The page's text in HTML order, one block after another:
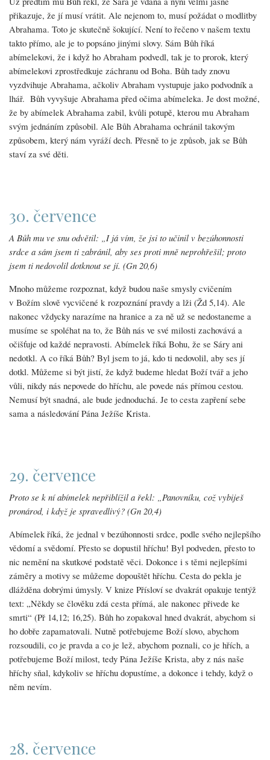
přikazuje, že jí musí vrátit. Ale nejenom to, musí požádat o modlitby
Abrahama. Toto je skutečně šokující. Není to řečeno v našem textu
takto přímo, ale je to popsáno jinými slovy. Sám Bůh říká
abímelekovi, že i když ho Abraham podvedl, tak je to prorok, který
abímelekovi zprostředkuje záchranu od Boha. Bůh tady znovu
vyzdvihuje Abrahama, ačkoliv Abraham vystupuje jako podvodník a
lhář. Bůh vyvyšuje Abrahama před očima abímeleka. Je dost možné,
že by abímelek Abrahama zabil, kvůli potupě, kterou mu Abraham
svým jednáním způsobil. Ale Bůh Abrahama ochránil takovým
způsobem, který nám vyráží dech. Přesně to je způsob, jak se Bůh
staví za své děti.
30. července
A Bůh mu ve snu odvětil: „I já vím, že jsi to učinil v bezúhonnosti
srdce a sám jsem ti zabránil, aby ses proti mně neprohřešil; proto
jsem ti nedovolil dotknout se jí. (Gn 20,6)
Mnoho můžeme rozpoznat, když budou naše smysly cvičením
v Božím slově vycvičené k rozpoznání pravdy a lži (Žd 5,14). Ale
nakonec vždycky narazíme na hranice a za ně už se nedostaneme a
musíme se spoléhat na to, že Bůh nás ve své milosti zachovává a
očišťuje od každé nepravosti. Abímelek říká Bohu, že se Sáry ani
nedotkl. A co říká Bůh? Byl jsem to já, kdo ti nedovolil, aby ses jí
dotkl. Můžeme si být jistí, že když budeme hledat Boží tvář a jeho
vůli, nikdy nás nepovede do hříchu, ale povede nás přímou cestou.
Nemusí být snadná, ale bude jednoduchá. Je to cesta zapření sebe
sama a následování Pána Ježíše Krista.
29. července
Proto se k ní abímelek nepřiblížil a řekl: „Panovníku, což vybiješ
pronárod, i když je spravedlivý? (Gn 20,4)
Abímelek říká, že jednal v bezúhonnosti srdce, podle svého nejlepšího
vědomí a svědomí. Přesto se dopustil hříchu! Byl podveden, přesto to
nic nemění na skutkové podstatě věci. Dokonce i s těmi nejlepšími
záměry a motivy se můžeme dopouštět hříchu. Cesta do pekla je
dlážděna dobrými úmysly. V knize Přísloví se dvakrát opakuje tentýž
text: „Někdy se člověku zdá cesta přímá, ale nakonec přivede ke
smrti“ (Př 14,12; 16,25). Bůh ho zopakoval hned dvakrát, abychom si
ho dobře zapamatovali. Nutně potřebujeme Boží slovo, abychom
rozsoudili, co je pravda a co je lež, abychom poznali, co je hřích, a
potřebujeme Boží milost, tedy Pána Ježíše Krista, aby z nás naše
hříchy sňal, kdykoliv se hříchu dopustíme, a dokonce i tehdy, když o
něm nevím.
28. července